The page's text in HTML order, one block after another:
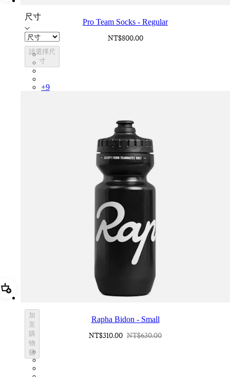
尺寸
請選擇尺
寸
Pro Team Socks - Regular
NT$800.00
PSK08XXWHB
PSK08XXBLW
PSK08XXAIW
+9
加進購物籃 Rapha Bidon - Small
加
至
購
物
籃
Rapha Bidon - Small
NT$310.00 NT$630.00